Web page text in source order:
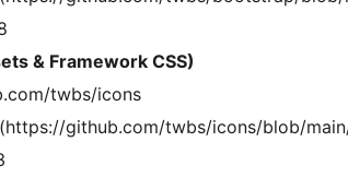
& Framework CSS)
twbs/icons
github.com/twbs/icons/blob/